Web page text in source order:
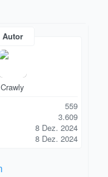
Autor
Crawly
559
3.609
8 Dez. 2024
8 Dez. 2024